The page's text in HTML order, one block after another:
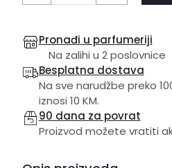
Pronađi u parfumeriji
Na zalihi u 2 poslovnice
Besplatna dostava
Na sve narudžbe preko
iznosi 10 KM.
90 dana za povrat
Proizvod možete vratiti